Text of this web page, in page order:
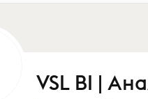
VSL BI |